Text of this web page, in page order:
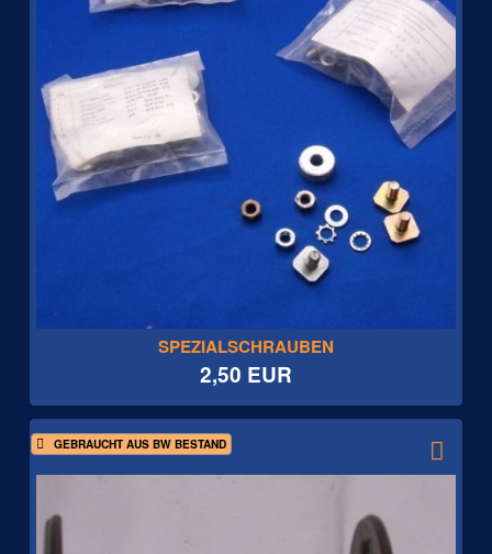
SPEZIALSCHRAUBEN
2,50 EUR
GEBRAUCHT AUS BW BESTAND